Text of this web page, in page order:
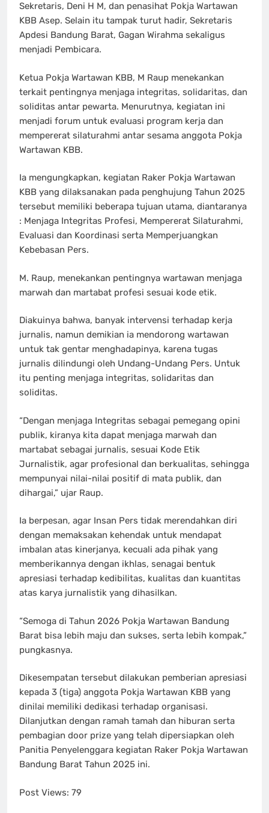
Sekretaris, Deni H M, dan penasihat Pokja Wartawan
KBB Asep. Selain itu tampak turut hadir, Sekretaris
Apdesi Bandung Barat, Gagan Wirahma sekaligus
menjadi Pembicara.
Ketua Pokja Wartawan KBB, M Raup menekankan
terkait pentingnya menjaga integritas, solidaritas, dan
soliditas antar pewarta. Menurutnya, kegiatan ini
menjadi forum untuk evaluasi program kerja dan
mempererat silaturahmi antar sesama anggota Pokja
Wartawan KBB.
Ia mengungkapkan, kegiatan Raker Pokja Wartawan
KBB yang dilaksanakan pada penghujung Tahun 2025
tersebut memiliki beberapa tujuan utama, diantaranya
: Menjaga Integritas Profesi, Mempererat Silaturahmi,
Evaluasi dan Koordinasi serta Memperjuangkan
Kebebasan Pers.
M. Raup, menekankan pentingnya wartawan menjaga
marwah dan martabat profesi sesuai kode etik.
Diakuinya bahwa, banyak intervensi terhadap kerja
jurnalis, namun demikian ia mendorong wartawan
untuk tak gentar menghadapinya, karena tugas
jurnalis dilindungi oleh Undang-Undang Pers. Untuk
itu penting menjaga integritas, solidaritas dan
soliditas.
“Dengan menjaga Integritas sebagai pemegang opini
publik, kiranya kita dapat menjaga marwah dan
martabat sebagai jurnalis, sesuai Kode Etik
Jurnalistik, agar profesional dan berkualitas, sehingga
mempunyai nilai-nilai positif di mata publik, dan
dihargai,” ujar Raup.
Ia berpesan, agar Insan Pers tidak merendahkan diri
dengan memaksakan kehendak untuk mendapat
imbalan atas kinerjanya, kecuali ada pihak yang
memberikannya dengan ikhlas, senagai bentuk
apresiasi terhadap kedibilitas, kualitas dan kuantitas
atas karya jurnalistik yang dihasilkan.
“Semoga di Tahun 2026 Pokja Wartawan Bandung
Barat bisa lebih maju dan sukses, serta lebih kompak,”
pungkasnya.
Dikesempatan tersebut dilakukan pemberian apresiasi
kepada 3 (tiga) anggota Pokja Wartawan KBB yang
dinilai memiliki dedikasi terhadap organisasi.
Dilanjutkan dengan ramah tamah dan hiburan serta
pembagian door prize yang telah dipersiapkan oleh
Panitia Penyelenggara kegiatan Raker Pokja Wartawan
Bandung Barat Tahun 2025 ini.
Post Views: 79